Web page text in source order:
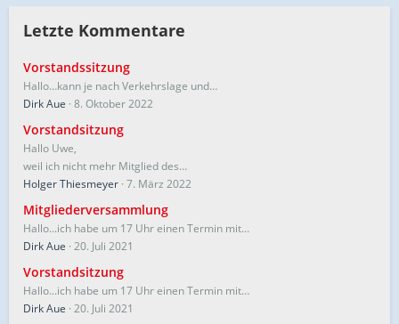
Letzte Kommentare
Vorstandssitzung
Hallo…kann je nach Verkehrslage und…
Dirk Aue 8. Oktober 2022
Vorstandsitzung
Hallo Uwe,
weil ich nicht mehr Mitglied des…
Holger Thiesmeyer 7. März 2022
Mitgliederversammlung
Hallo...ich habe um 17 Uhr einen Termin mit…
Dirk Aue 20. Juli 2021
Vorstandsitzung
Hallo...ich habe um 17 Uhr einen Termin mit…
Dirk Aue 20. Juli 2021